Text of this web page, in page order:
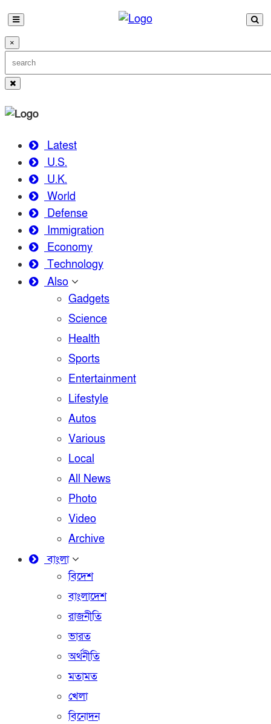
×
Latest
U.S.
U.K.
World
Defense
Immigration
Economy
Technology
Also
Gadgets
Science
Health
Sports
Entertainment
Lifestyle
Autos
Various
Local
All News
Photo
Video
Archive
বাংলা
বিদেশ
বাংলাদেশ
রাজনীতি
ভারত
অর্থনীতি
মতামত
খেলা
বিনোদন